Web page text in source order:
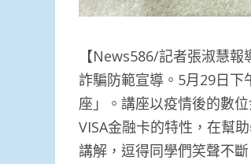
【News586/記者張淑慧
詐騙防範宣導。5月29日
座」。講座以疫情後的數
VISA金融卡的特性，在幫
講解，逗得同學們笑聲不